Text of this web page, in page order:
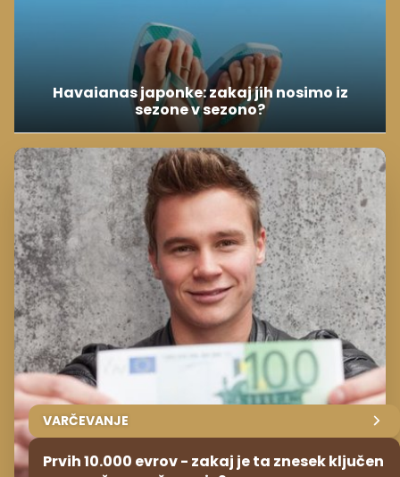
Havaianas japonke: zakaj jih nosimo iz
sezone v sezono?
VARČEVANJE
Prvih 10.000 evrov - zakaj je ta znesek ključen